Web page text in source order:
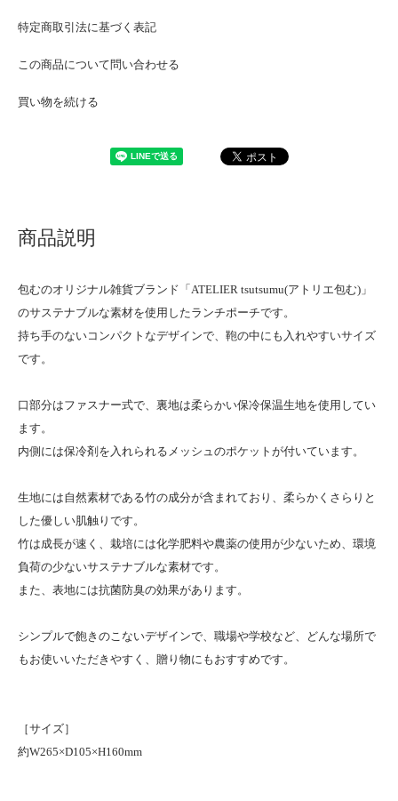
特定商取引法に基づく表記
この商品について問い合わせる
買い物を続ける
商品説明
包むのオリジナル雑貨ブランド「ATELIER tsutsumu(アトリエ包む)」
のサステナブルな素材を使用したランチポーチです。
持ち手のないコンパクトなデザインで、鞄の中にも入れやすいサイズ
です。
口部分はファスナー式で、裏地は柔らかい保冷保温生地を使用してい
ます。
内側には保冷剤を入れられるメッシュのポケットが付いています。
生地には自然素材である竹の成分が含まれており、柔らかくさらりと
した優しい肌触りです。
竹は成長が速く、栽培には化学肥料や農薬の使用が少ないため、環境
負荷の少ないサステナブルな素材です。
また、表地には抗菌防臭の効果があります。
シンプルで飽きのこないデザインで、職場や学校など、どんな場所で
もお使いいただきやすく、贈り物にもおすすめです。
［サイズ］
約W265×D105×H160mm